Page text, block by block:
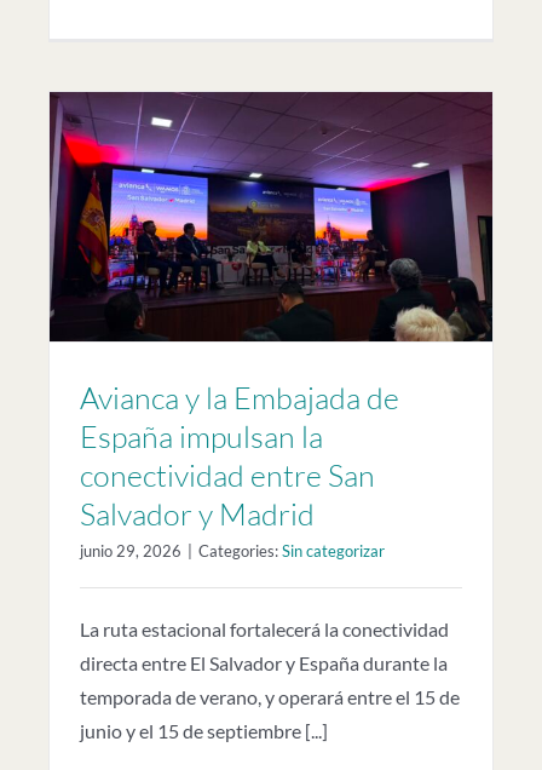
Avianca y la Embajada de
España impulsan la
conectividad entre San
Salvador y Madrid
junio 29, 2026 Categories:Sin categorizar
La ruta estacional fortalecerá la conectividad
directa entre El Salvador y España durante la
temporada de verano, y operará entre el 15 de
junio y el 15 de septiembre [...]